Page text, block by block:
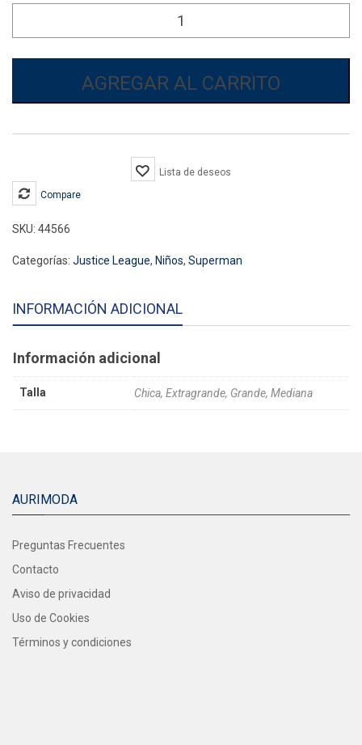
Azul
Rey
cantidad
AGREGAR AL CARRITO
Lista de deseos
Compare
SKU: 44566
Categorías: Justice League, Niños, Superman
INFORMACIÓN ADICIONAL
Información adicional
Talla Chica, Extragrande, Grande, Mediana
AURIMODA
Preguntas Frecuentes
Contacto
Aviso de privacidad
Uso de Cookies
Términos y condiciones